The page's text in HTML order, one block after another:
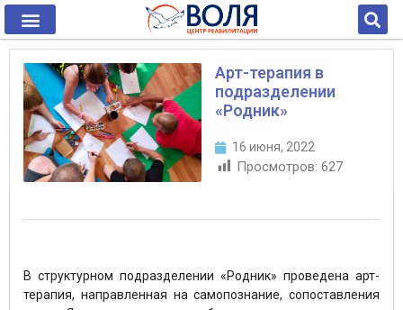
Арт-терапия в
подразделении
«Родник»
16 июня, 2022
Просмотров: 627
В структурном подразделении «Родник» проведена арт-
терапия, направленная на самопознание, сопоставления